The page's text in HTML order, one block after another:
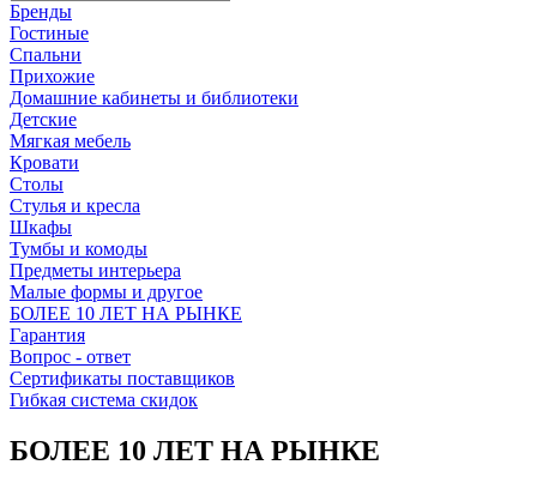
Бренды
Гостиные
Спальни
Прихожие
Домашние кабинеты и библиотеки
Детские
Мягкая мебель
Кровати
Столы
Стулья и кресла
Шкафы
Тумбы и комоды
Предметы интерьера
Малые формы и другое
БОЛЕЕ 10 ЛЕТ НА РЫНКЕ
Гарантия
Вопрос - ответ
Сертификаты поставщиков
Гибкая система скидок
БОЛЕЕ 10 ЛЕТ НА РЫНКЕ